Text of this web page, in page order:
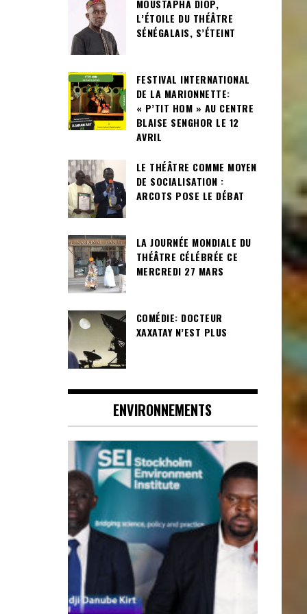
MOUSTAPHA DIOP,
L’ÉTOILE DU THÉÂTRE
SÉNÉGALAIS, S’ÉTEINT
FESTIVAL INTERNATIONAL
DE LA MARIONNETTE:
« P’TIT HOM » AU CENTRE
BLAISE SENGHOR LE 12
AVRIL
LE THÉÂTRE COMME MOYEN
DE SOCIALISATION :
ARCOTS POSE LE DÉBAT
LA JOURNÉE MONDIALE DU
THÉÂTRE CÉLÉBRÉE CE
MERCREDI 27 MARS
COMÉDIE: DOCTEUR
XAXATAY N’EST PLUS
ENVIRONNEMENTS